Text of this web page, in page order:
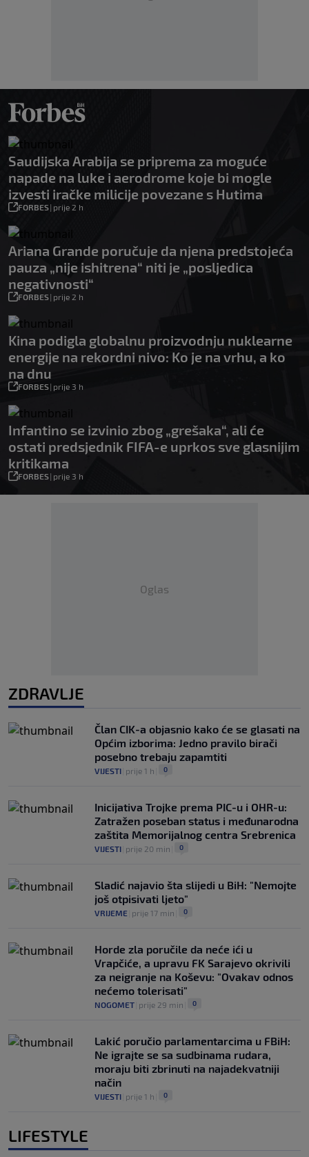
Saudijska Arabija se priprema za moguće
napade na luke i aerodrome koje bi mogle
izvesti iračke milicije povezane s Hutima
FORBES| prije 2 h
Ariana Grande poručuje da njena predstojeća
pauza „nije ishitrena“ niti je „posljedica
negativnosti“
FORBES| prije 2 h
Kina podigla globalnu proizvodnju nuklearne
energije na rekordni nivo: Ko je na vrhu, a ko
na dnu
FORBES| prije 3 h
Infantino se izvinio zbog „grešaka“, ali će
ostati predsjednik FIFA-e uprkos sve glasnijim
kritikama
FORBES| prije 3 h
Oglas
ZDRAVLJE
Član CIK-a objasnio kako će se glasati na
Općim izborima: Jedno pravilo birači
posebno trebaju zapamtiti
VIJESTI prije 1 h 0
Inicijativa Trojke prema PIC-u i OHR-u:
Zatražen poseban status i međunarodna
zaštita Memorijalnog centra Srebrenica
VIJESTI prije 20 min 0
Sladić najavio šta slijedi u BiH: "Nemojte
još otpisivati ljeto"
VRIJEME prije 17 min 0
Horde zla poručile da neće ići u
Vrapčiće, a upravu FK Sarajevo okrivili
za neigranje na Koševu: "Ovakav odnos
nećemo tolerisati"
NOGOMET prije 29 min 0
Lakić poručio parlamentarcima u FBiH:
Ne igrajte se sa sudbinama rudara,
moraju biti zbrinuti na najadekvatniji
način
VIJESTI prije 1 h 0
LIFESTYLE